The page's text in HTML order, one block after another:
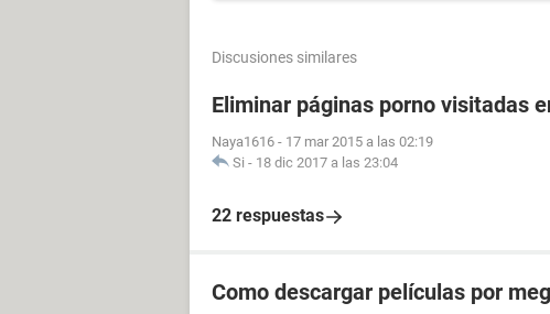
Discusiones similares
Eliminar páginas porno visitadas
Naya1616 - 17 mar 2015 a las 02:19
Si - 18 dic 2017 a las 23:04
22 respuestas
Como descargar películas por